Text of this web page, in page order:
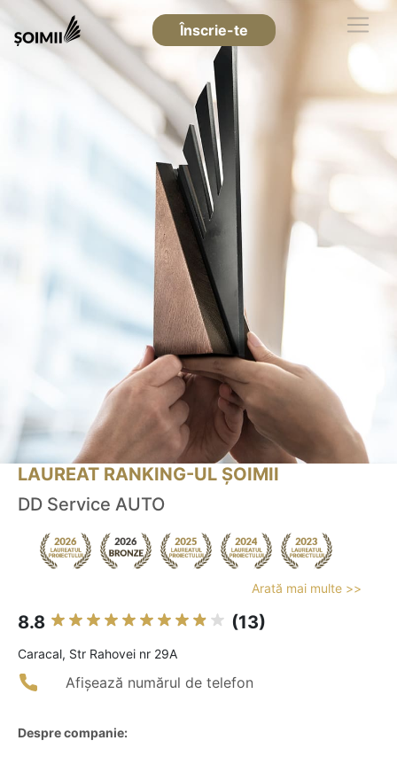
Înscrie-te
LAUREAT RANKING-UL ȘOIMII
DD Service AUTO
Arată mai multe >>
8.8 (13)
Caracal, Str Rahovei nr 29A
Afișează numărul de telefon
Despre companie: